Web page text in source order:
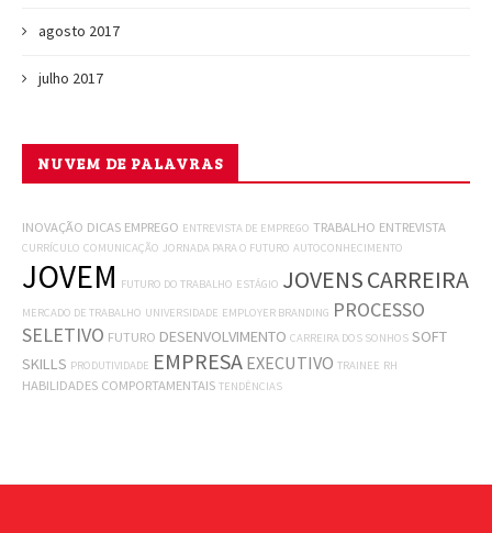
agosto 2017
julho 2017
NUVEM DE PALAVRAS
INOVAÇÃO DICAS EMPREGO ENTREVISTA DE EMPREGO TRABALHO ENTREVISTA
CURRÍCULO COMUNICAÇÃO JORNADA PARA O FUTURO AUTOCONHECIMENTO
JOVEM FUTURO DO TRABALHO ESTÁGIO JOVENSCARREIRA
MERCADO DE TRABALHO UNIVERSIDADE EMPLOYER BRANDING PROCESSO
SELETIVO FUTURO DESENVOLVIMENTO CARREIRA DOS SONHOS SOFT
SKILLS PRODUTIVIDADE EMPRESA EXECUTIVO TRAINEE RH
HABILIDADES COMPORTAMENTAIS TENDÊNCIAS